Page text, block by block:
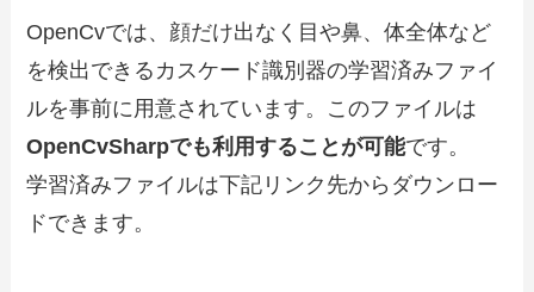
OpenCvでは、顔だけ出なく目や鼻、体全体など
を検出できるカスケード識別器の学習済みファイ
ルを事前に用意されています。このファイルは
OpenCvSharpでも利用することが可能です。
学習済みファイルは下記リンク先からダウンロー
ドできます。